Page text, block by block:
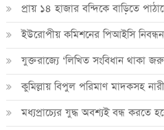
প্রায় ১৪ হাজার বন্দিকে বাড়িতে
ইউরোপীয় কমিশনের পিআইসি নিবন্ধন
যুক্তরাজ্যে ‘লিখিত সংবিধান থাকা
কুমিল্লায় বিপুল পরিমাণ মাদকসহ নারী
মধ্যপ্রাচ্যের যুদ্ধ অবশ্যই বন্ধ করতে